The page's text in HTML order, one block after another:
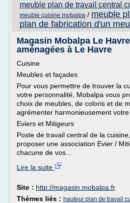
meuble plan de travail central
meuble cuisine mobalpa / meuble
plan de fabrication d'un
Magasin Mobalpa Le
aménagées à Le Havre
Cuisine
Meubles et façades
Pour vous permettre de trouver la
votre personnalité, Mobalpa vous
choix de meubles, de coloris et de
agrémenter harmonieusement votre
Eviers et Mitigeurs
Poste de travail central de la
proposer une association Evier /
chacune de vos...
Lire la suite
Site : http://magasin.mobalpa.fr
Thèmes liés : hauteur plan de travail